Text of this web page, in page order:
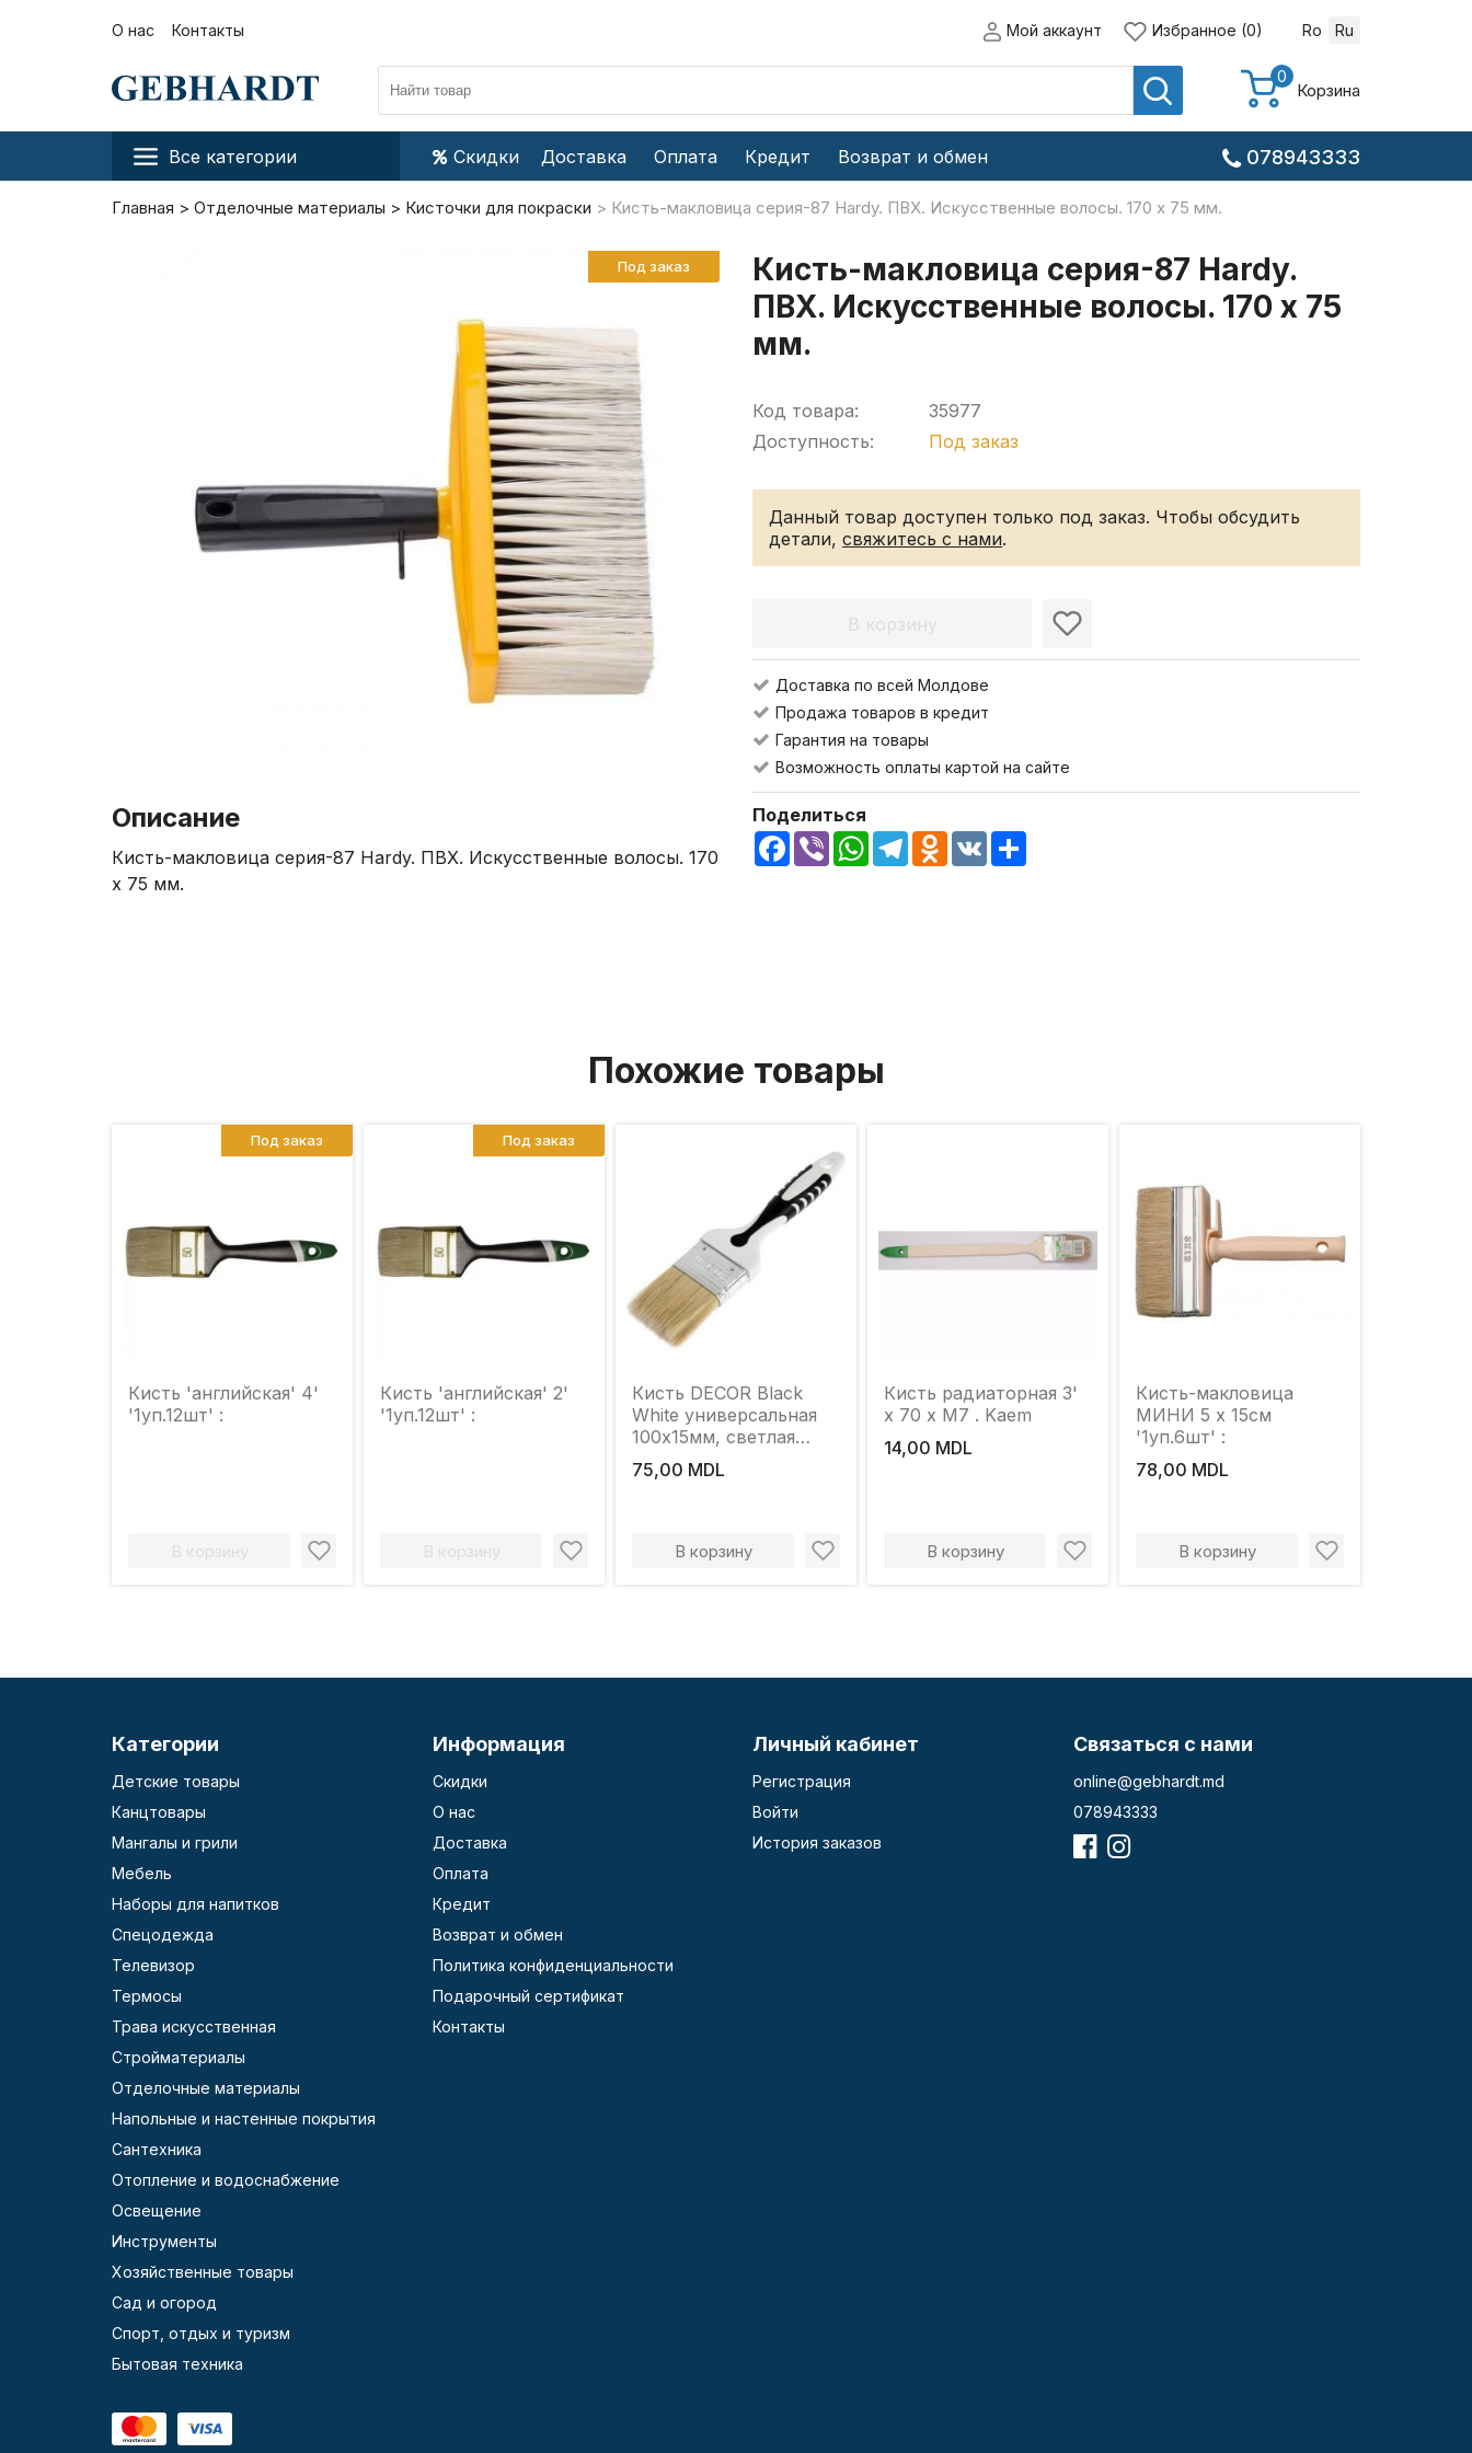
О нас Контакты Мой аккаунт Избранное (0) Ro Ru
0
Корзина
Все категории Скидки Доставка Оплата Кредит Возврат и обмен 078943333
Главная Отделочные материалы Кисточки для покраски Кисть-макловица серия-87 Hardy. ПВХ. Искусственные волосы. 170 x 75 мм.
Под заказ
Описание
Кисть-макловица серия-87 Hardy. ПВХ. Искусственные волосы. 170
x 75 мм.
Кисть-макловица серия-87 Hardy.
ПВХ. Искусственные волосы. 170 x 75
мм.
Код товара:
Доступность:
35977
Под заказ
Данный товар доступен только под заказ. Чтобы обсудить
детали, свяжитесь с нами.
В корзину
Доставка по всей Молдове
Продажа товаров в кредит
Гарантия на товары
Возможность оплаты картой на сайте
Поделиться
Facebook
Viber WhatsApp
TelegramOdnoklassniki
VK
Похожие товары
Кисть 'английская' 4'
'1уп.12шт' :
В корзину
Под заказ
Кисть 'английская' 2'
'1уп.12шт' :
В корзину
Под заказ
Кисть DECOR Black
White универсальная
100х15мм, светлая
смешанная щетина, 2К
ручка
75,00 MDL
В корзину
Кисть радиаторная 3'
x 70 x М7 . Kaem
14,00 MDL
В корзину
Кисть-макловица
МИНИ 5 х 15см
'1уп.6шт' :
78,00 MDL
В корзину
Категории
Детские товары
Канцтовары
Мангалы и грили
Мебель
Наборы для напитков
Спецодежда
Телевизор
Термосы
Трава искусственная
Стройматериалы
Отделочные материалы
Напольные и настенные покрытия
Сантехника
Отопление и водоснабжение
Освещение
Инструменты
Хозяйственные товары
Сад и огород
Спорт, отдых и туризм
Бытовая техника
Информация
Скидки
О нас
Доставка
Оплата
Кредит
Возврат и обмен
Политика конфиденциальности
Подарочный сертификат
Контакты
Личный кабинет
Регистрация
Войти
История заказов
Связаться с нами
online@gebhardt.md
078943333